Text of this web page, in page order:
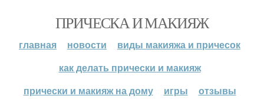
ПРИЧЕСКА И МАКИЯЖ
главная новости
виды макияжа и причесок
как делать прически и макияж
прически и макияж на дому
игры отзывы